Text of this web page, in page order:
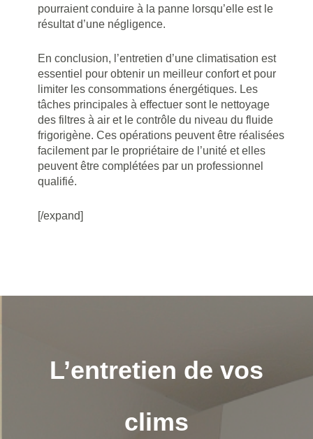
pourraient conduire à la panne lorsqu’elle est le
résultat d’une négligence.
En conclusion, l’entretien d’une climatisation est
essentiel pour obtenir un meilleur confort et pour
limiter les consommations énergétiques. Les
tâches principales à effectuer sont le nettoyage
des filtres à air et le contrôle du niveau du fluide
frigorigène. Ces opérations peuvent être réalisées
facilement par le propriétaire de l’unité et elles
peuvent être complétées par un professionnel
qualifié.
[/expand]
L’entretien de vos
clims